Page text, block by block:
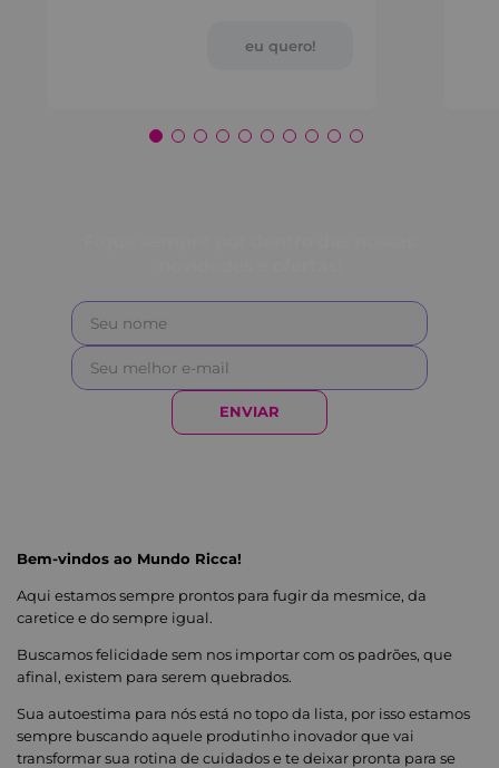
ENVIAR
Bem-vindos ao Mundo Ricca!
Aqui estamos sempre prontos para fugir da mesmice, da
caretice e do sempre igual.
Buscamos felicidade sem nos importar com os padrões, que
afinal, existem para serem quebrados.
Sua autoestima para nós está no topo da lista, por isso estamos
sempre buscando aquele produtinho inovador que vai
transformar sua rotina de cuidados e te deixar pronta para se